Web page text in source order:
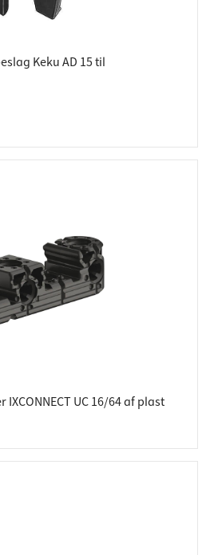
Keku AD 15 til
UC 16/64 af plast